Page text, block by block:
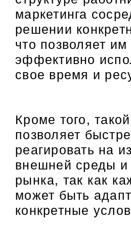
маркетинга
решении
что позволяет им
эффективно
свое время и
Кроме того,
позволяет
реагировать на
внешней среды и
рынка, так как
может быть
конкретные